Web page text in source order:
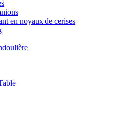
en noyaux de cerises